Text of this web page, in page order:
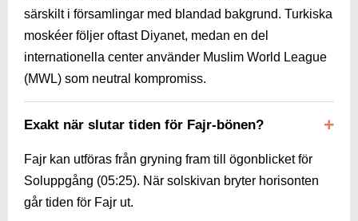
särskilt i församlingar med blandad bakgrund. Turkiska
moskéer följer oftast Diyanet, medan en del
internationella center använder Muslim World League
(MWL) som neutral kompromiss.
Exakt när slutar tiden för Fajr-bönen?
Fajr kan utföras från gryning fram till ögonblicket för
Soluppgång (05:25). När solskivan bryter horisonten
går tiden för Fajr ut.